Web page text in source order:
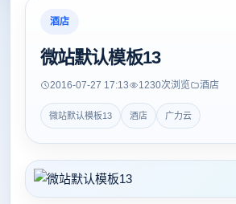
酒店
微站默认模板13
2016-07-27 17:13 1230次浏览 酒店
微站默认模板13 酒店 广力云